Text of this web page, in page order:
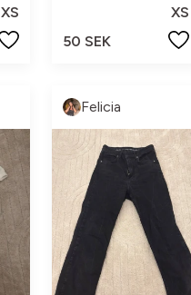
XS
XS
50 SEK
Felicia